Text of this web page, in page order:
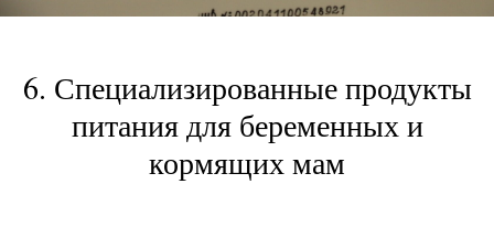
6. Специализированные продукты
питания для беременных и
кормящих мам